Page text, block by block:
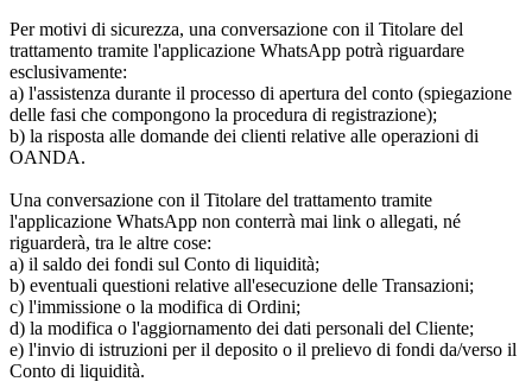
Per motivi di sicurezza, una conversazione con il Titolare del
trattamento tramite l'applicazione WhatsApp potrà riguardare
esclusivamente:
a) l'assistenza durante il processo di apertura del conto (spiegazione
delle fasi che compongono la procedura di registrazione);
b) la risposta alle domande dei clienti relative alle operazioni di
OANDA.
Una conversazione con il Titolare del trattamento tramite
l'applicazione WhatsApp non conterrà mai link o allegati, né
riguarderà, tra le altre cose:
a) il saldo dei fondi sul Conto di liquidità;
b) eventuali questioni relative all'esecuzione delle Transazioni;
c) l'immissione o la modifica di Ordini;
d) la modifica o l'aggiornamento dei dati personali del Cliente;
e) l'invio di istruzioni per il deposito o il prelievo di fondi da/verso il
Conto di liquidità.